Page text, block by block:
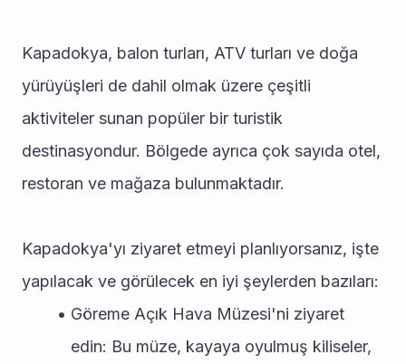
Kapadokya, balon turları, ATV turları ve doğa
yürüyüşleri de dahil olmak üzere çeşitli
aktiviteler sunan popüler bir turistik
destinasyondur. Bölgede ayrıca çok sayıda otel,
restoran ve mağaza bulunmaktadır.
Kapadokya'yı ziyaret etmeyi planlıyorsanız, işte
yapılacak ve görülecek en iyi şeylerden bazıları:
Göreme Açık Hava Müzesi'ni ziyaret
edin: Bu müze, kayaya oyulmuş kiliseler,